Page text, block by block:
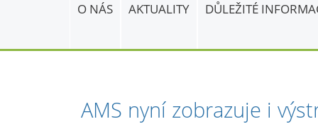
O NÁS AKTUALITY DŮLEŽITÉ
AMS nyní zobrazuje i